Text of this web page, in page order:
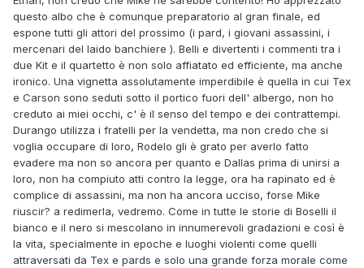
questo albo che è comunque preparatorio al gran finale, ed
espone tutti gli attori del prossimo (i pard, i giovani assassini, i
mercenari del laido banchiere ). Belli e divertenti i commenti tra i
due Kit e il quartetto è non solo affiatato ed efficiente, ma anche
ironico. Una vignetta assolutamente imperdibile è quella in cui Tex
e Carson sono seduti sotto il portico fuori dell' albergo, non ho
creduto ai miei occhi, c' è il senso del tempo e dei contrattempi.
Durango utilizza i fratelli per la vendetta, ma non credo che si
voglia occupare di loro, Rodelo gli è grato per averlo fatto
evadere ma non so ancora per quanto e Dallas prima di unirsi a
loro, non ha compiuto atti contro la legge, ora ha rapinato ed è
complice di assassini, ma non ha ancora ucciso, forse Mike
riuscir? a redimerla, vedremo. Come in tutte le storie di Boselli il
bianco e il nero si mescolano in innumerevoli gradazioni e così è
la vita, specialmente in epoche e luoghi violenti come quelli
attraversati da Tex e pards e solo una grande forza morale come